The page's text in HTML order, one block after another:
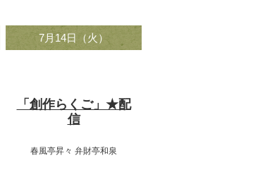
7月14日（火）
「創作らくご」★配
信
春風亭昇々 弁財亭和泉